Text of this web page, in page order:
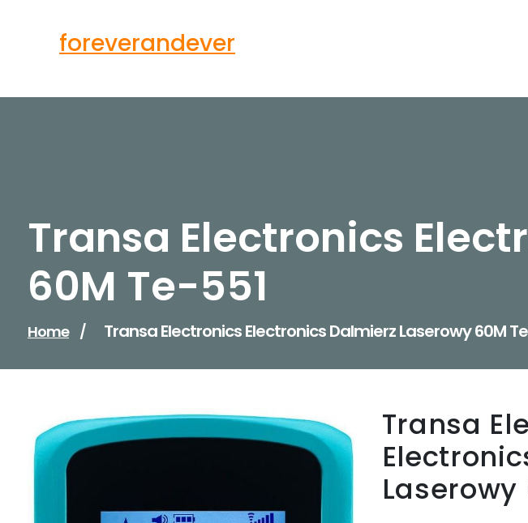
foreverandever
Transa Electronics
60M Te-551
Home / Transa Electronics Electronics Dalmierz Laserowy 60M
Transa
Laserowy